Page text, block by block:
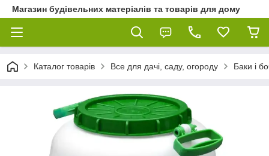
Магазин будівельних матеріалів та товарів для дому
Каталог товарів Все для дачі, саду, огороду Баки і